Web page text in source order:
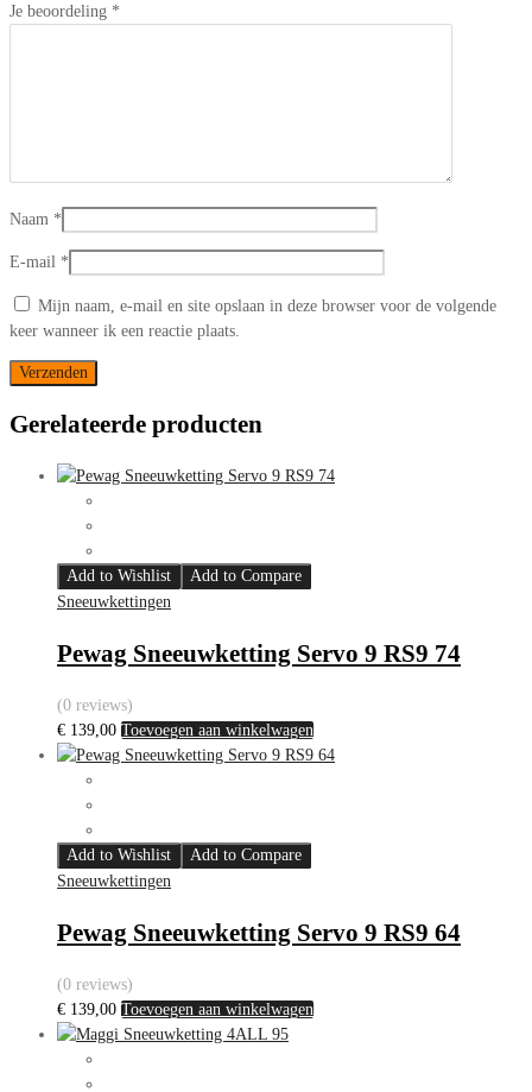
Je beoordeling *
Naam *
E-mail *
Mijn naam, e-mail en site opslaan in deze browser voor de volgende
keer wanneer ik een reactie plaats.
Gerelateerde producten
Add to Wishlist
Add to Compare
Sneeuwkettingen
Pewag Sneeuwketting Servo 9 RS9 74
(0 reviews)
€ 139,00 Toevoegen aan winkelwagen
Add to Wishlist
Add to Compare
Sneeuwkettingen
Pewag Sneeuwketting Servo 9 RS9 64
(0 reviews)
€ 139,00 Toevoegen aan winkelwagen